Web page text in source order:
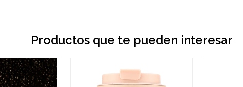
Productos que te pueden interesar